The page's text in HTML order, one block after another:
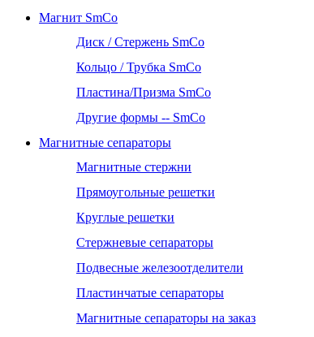
Магнит SmCo
Диск / Стержень SmCo
Кольцо / Трубка SmCo
Пластина/Призма SmCo
Другие формы -- SmCo
Магнитные сепараторы
Магнитные стержни
Прямоугольные решетки
Круглые решетки
Стержневые сепараторы
Подвесные железоотделители
Пластинчатые сепараторы
Магнитные сепараторы на заказ